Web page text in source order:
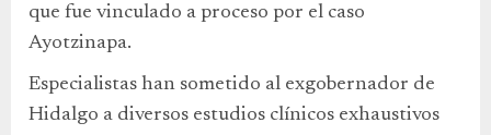
que fue vinculado a proceso por el caso
Ayotzinapa.
Especialistas han sometido al exgobernador de
Hidalgo a diversos estudios clínicos exhaustivos